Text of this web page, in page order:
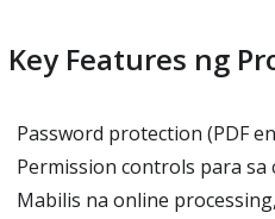
Key Features ng
Password protection (PDF
Permission controls para sa
Mabilis na online